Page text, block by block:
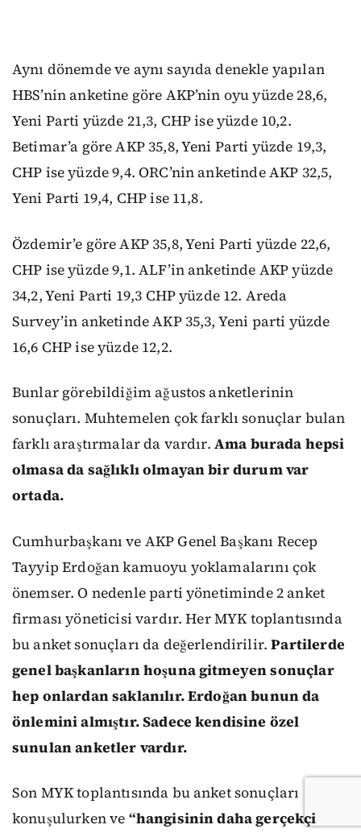
Aynı dönemde ve aynı sayıda denekle yapılan
HBS’nin anketine göre AKP’nin oyu yüzde 28,6,
Yeni Parti yüzde 21,3, CHP ise yüzde 10,2.
Betimar’a göre AKP 35,8, Yeni Parti yüzde 19,3,
CHP ise yüzde 9,4. ORC’nin anketinde AKP 32,5,
Yeni Parti 19,4, CHP ise 11,8.
Özdemir’e göre AKP 35,8, Yeni Parti yüzde 22,6,
CHP ise yüzde 9,1. ALF’in anketinde AKP yüzde
34,2, Yeni Parti 19,3 CHP yüzde 12. Areda
Survey’in anketinde AKP 35,3, Yeni parti yüzde
16,6 CHP ise yüzde 12,2.
Bunlar görebildiğim ağustos anketlerinin
sonuçları. Muhtemelen çok farklı sonuçlar bulan
farklı araştırmalar da vardır. Ama burada hepsi
olmasa da sağlıklı olmayan bir durum var
ortada.
Cumhurbaşkanı ve AKP Genel Başkanı Recep
Tayyip Erdoğan kamuoyu yoklamalarını çok
önemser. O nedenle parti yönetiminde 2 anket
firması yöneticisi vardır. Her MYK toplantısında
bu anket sonuçları da değerlendirilir.Partilerde
genel başkanların hoşuna gitmeyen sonuçlar
hep onlardan saklanılır. Erdoğan bunun da
önlemini almıştır. Sadece kendisine özel
sunulan anketler vardır.
Son MYK toplantısında bu anket sonuçları
konuşulurken ve “hangisinin daha gerçekçi